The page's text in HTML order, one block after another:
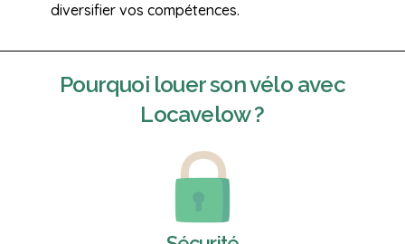
diversifier vos compétences.
Pourquoi louer son véloavec
Locavelow ?